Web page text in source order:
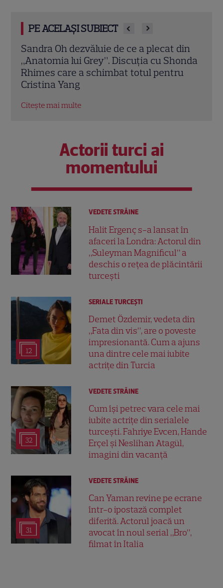
PE ACELAȘI SUBIECT
„Sărmana Maria” intră pe VOYO. Cum
arată Thalía la 30 de ani după rolul care a
făcut-o celebră
Actorii turci ai
momentului
VEDETE STRĂINE
Halit Ergenç s-a lansat în
afaceri la Londra: Actorul din
„Suleyman Magnificul” a
deschis o rețea de plăcintării
turcești
12
SERIALE TURCEŞTI
Demet Özdemir, vedeta din
„Fata din vis”, are o poveste
impresionantă. Cum a ajuns
una dintre cele mai iubite
actrițe din Turcia
32
VEDETE STRĂINE
Cum își petrec vara cele mai
iubite actrițe din serialele
turcești. Fahriye Evcen, Hande
Erçel și Neslihan Atagül,
imagini din vacanță
31
VEDETE STRĂINE
Can Yaman revine pe ecrane
într-o ipostază complet
diferită. Actorul joacă un
avocat în noul serial „Bro”,
filmat în Italia